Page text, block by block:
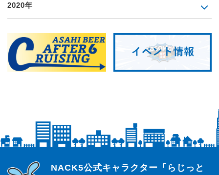
2020年
らじっと君
NACK5公式キャラクター「らじっと